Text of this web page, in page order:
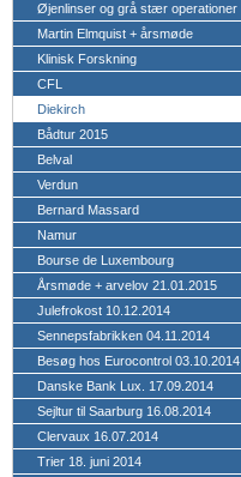
Øjenlinser og grå stær operationer
Martin Elmquist + årsmøde
Klinisk Forskning
CFL
Diekirch
Bådtur 2015
Belval
Verdun
Bernard Massard
Namur
Bourse de Luxembourg
Årsmøde + arvelov 21.01.2015
Julefrokost 10.12.2014
Sennepsfabrikken 04.11.2014
Besøg hos Eurocontrol 03.10.2014
Danske Bank Lux. 17.09.2014
Sejltur til Saarburg 16.08.2014
Clervaux 16.07.2014
Trier 18. juni 2014